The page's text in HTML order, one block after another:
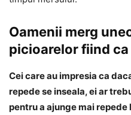
Oamenii merg
picioarelor fiind
Cei care au impresia ca
repede se inseala, ei ar
pentru a ajunge mai repede